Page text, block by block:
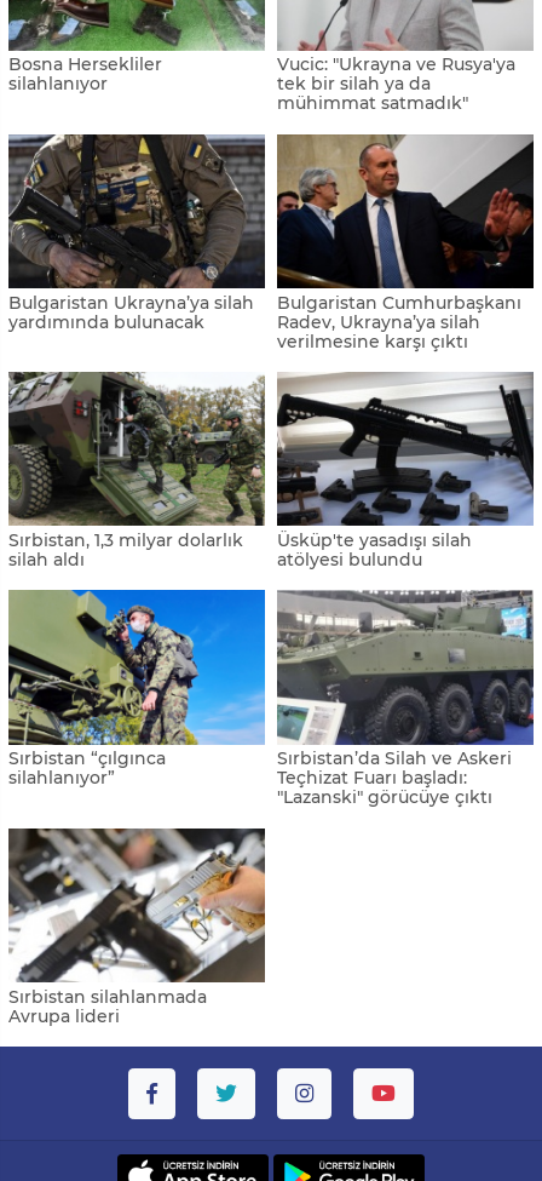
Bosna Hersekliler
silahlanıyor
Vucic: "Ukrayna ve Rusya'ya
tek bir silah ya da
mühimmat satmadık"
Bulgaristan Ukrayna’ya silah
yardımında bulunacak
Bulgaristan Cumhurbaşkanı
Radev, Ukrayna’ya silah
verilmesine karşı çıktı
Sırbistan, 1,3 milyar dolarlık
silah aldı
Üsküp'te yasadışı silah
atölyesi bulundu
Sırbistan “çılgınca
silahlanıyor”
Sırbistan’da Silah ve Askeri
Teçhizat Fuarı başladı:
"Lazanski" görücüye çıktı
Sırbistan silahlanmada
Avrupa lideri